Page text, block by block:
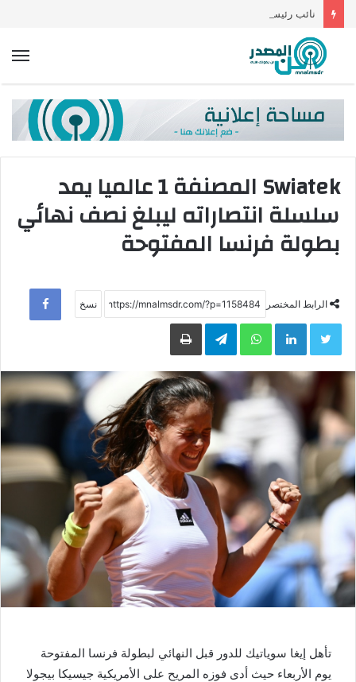
Swiatek المصنفة 1 عالميا يمد
سلسلة انتصاراته ليبلغ نصف نهائي
بطولة فرنسا المفتوحة
الرابط المختصر
Twitter
LinkedIn
WhatsApp
Telegramطباعة
تأهل إيغا سوياتيك للدور قبل النهائي لبطولة فرنسا المفتوحة
يوم الأربعاء حيث أدى فوزه المريح على الأمريكية جيسيكا بيجولا